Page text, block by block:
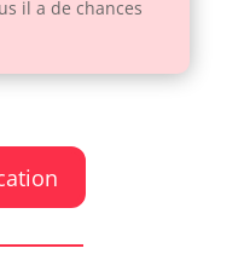
il a de chances